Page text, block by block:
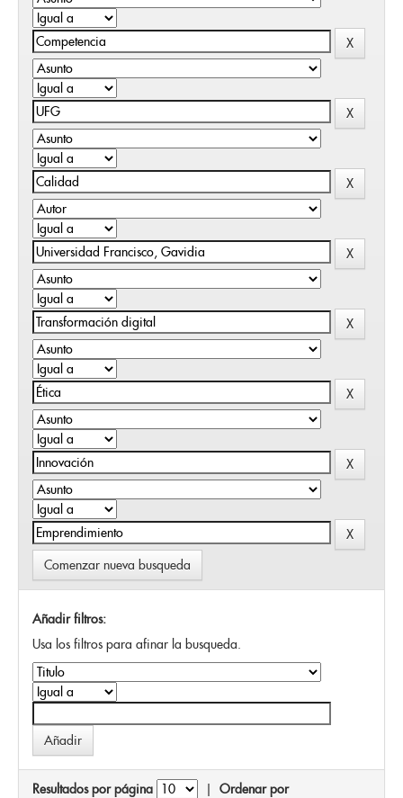
Comenzar nueva busqueda
Añadir filtros:
Usa los filtros para afinar la busqueda.
Resultados por página | Ordenar por